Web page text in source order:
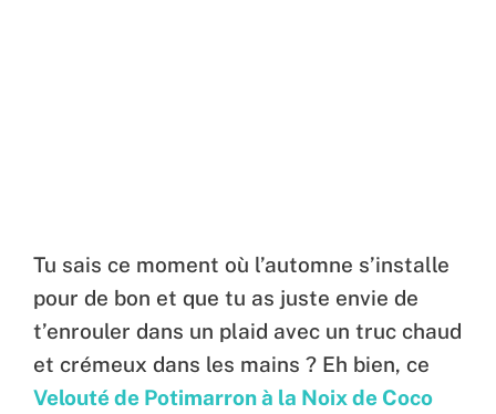
Tu sais ce moment où l’automne s’installe
pour de bon et que tu as juste envie de
t’enrouler dans un plaid avec un truc chaud
et crémeux dans les mains ? Eh bien, ce
Velouté de Potimarron à la Noix de Coco